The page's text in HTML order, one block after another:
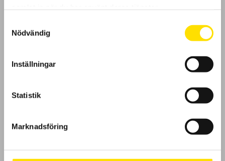
Nödvändig
Inställningar
Statistik
Marknadsföring